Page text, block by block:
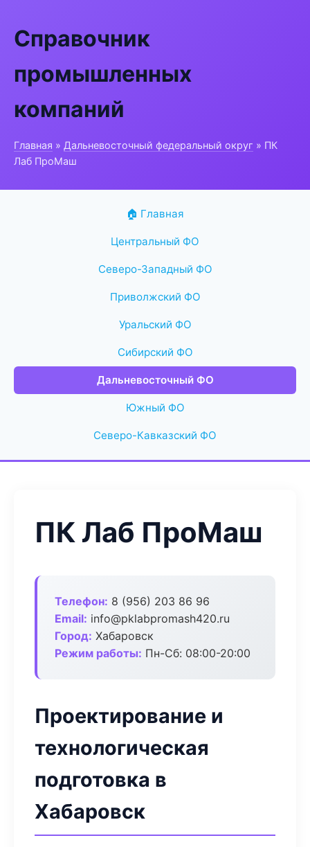
Справочник
промышленных
компаний
Главная » Дальневосточный федеральный округ » ПК
Лаб ПроМаш
🏠 Главная
Центральный ФО
Северо-Западный ФО
Приволжский ФО
Уральский ФО
Сибирский ФО
Дальневосточный ФО
Южный ФО
Северо-Кавказский ФО
ПК Лаб ПроМаш
Телефон: 8 (956) 203 86 96
Email: info@pklabpromash420.ru
Город: Хабаровск
Режим работы: Пн-Сб: 08:00-20:00
Проектирование и
технологическая
подготовка в
Хабаровск